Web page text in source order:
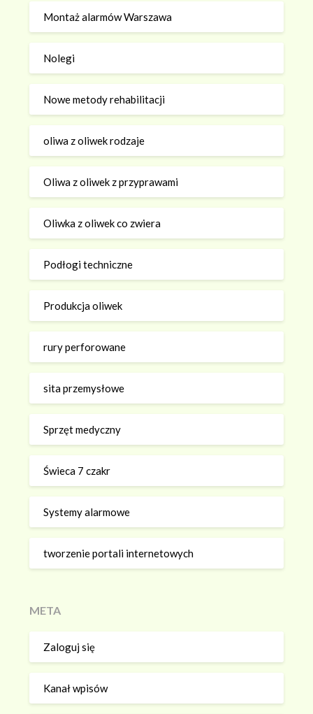
Montaż alarmów Warszawa
Nolegi
Nowe metody rehabilitacji
oliwa z oliwek rodzaje
Oliwa z oliwek z przyprawami
Oliwka z oliwek co zwiera
Podłogi techniczne
Produkcja oliwek
rury perforowane
sita przemysłowe
Sprzęt medyczny
Świeca 7 czakr
Systemy alarmowe
tworzenie portali internetowych
META
Zaloguj się
Kanał wpisów